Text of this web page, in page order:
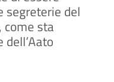
segreterie del
come sta